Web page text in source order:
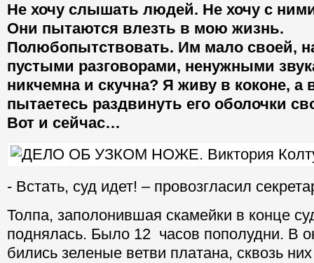
Не хочу слышать людей. Не хочу с
Они пытаются влезть в мою жизнь.
Полюбопытствовать. Им мало своей,
пустыми разговорами, ненужными
никчемна и скучна? Я живу в коконе, а
пытаетесь раздвинуть его оболочки
Вот и сейчас…
- Встать, суд идет! – провозгласил
Толпа, заполонившая скамейки в конце
поднялась. Было 12 часов пополудни. В
бились зеленые ветви платана, сквозь